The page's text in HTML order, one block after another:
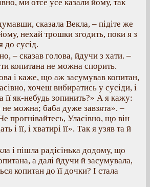
ми отсе усе казали йому, так
сказала Векла, – підіте же
нехай трошки згодить, поки я з
до сусід.
– сказав голова, йдучи з хати. –
копитана не можна спорить.
і каже, що аж засумував копитан,
хочеш вибиратись у сусіди, і
як-небудь зопинить?» А я кажу:
можна; баба дуже завзята». –
прогнівайтесь, Уласівно, що він
і її, і хватирі її». Так я узяв та й
і пішла радісінька додому, що
а далі йдучи й засумувала,
копитан до її дочки? І стала